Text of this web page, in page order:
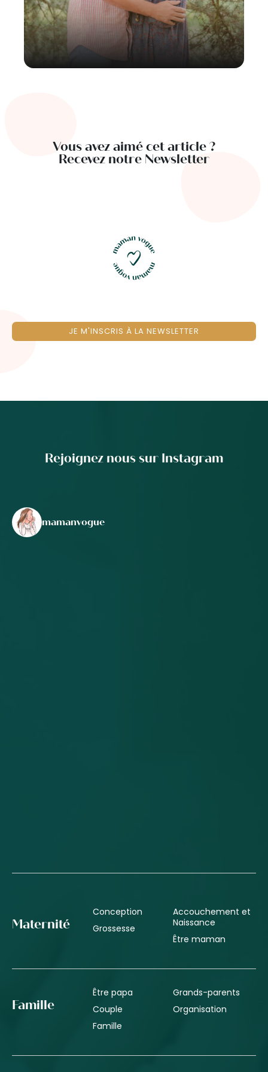
Vous avez aimé cet article ?
Recevez notre Newsletter
JE M'INSCRIS À LA NEWSLETTER
Rejoignez nous sur Instagram
mamanvogue
Maternité
Conception
Grossesse
Accouchement et
Naissance
Être maman
Famille
Être papa
Couple
Famille
Grands-parents
Organisation